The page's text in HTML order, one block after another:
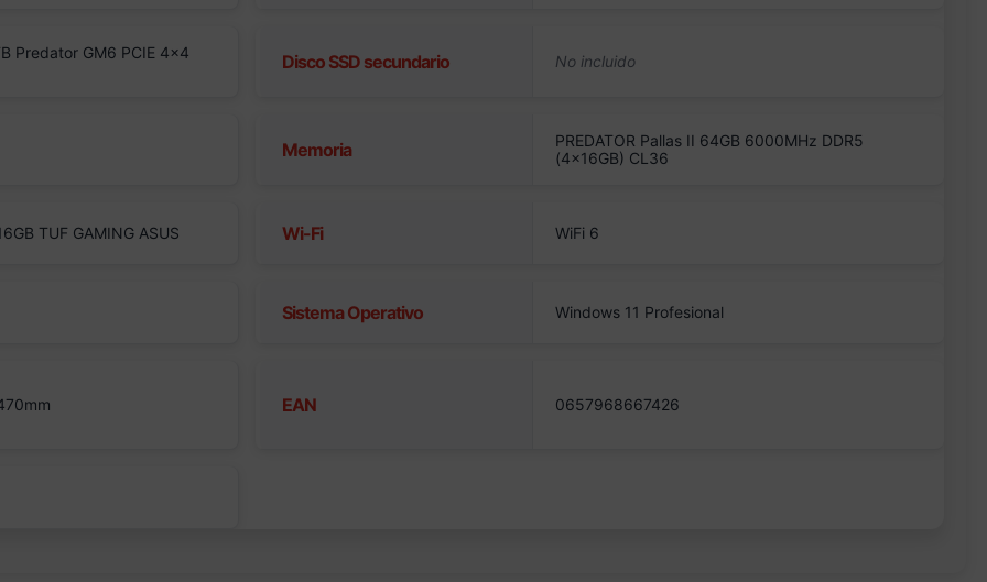
Predator GM6 PCIE 4×4 Disco SSD secundario
Memoria
PREDATOR Pallas II 64GB 6000MHz DDR5
(4x16GB) CL36
TUF GAMING ASUS Wi-Fi WiFi 6
Sistema Operativo Windows 11 Profesional
EAN 0657968667426